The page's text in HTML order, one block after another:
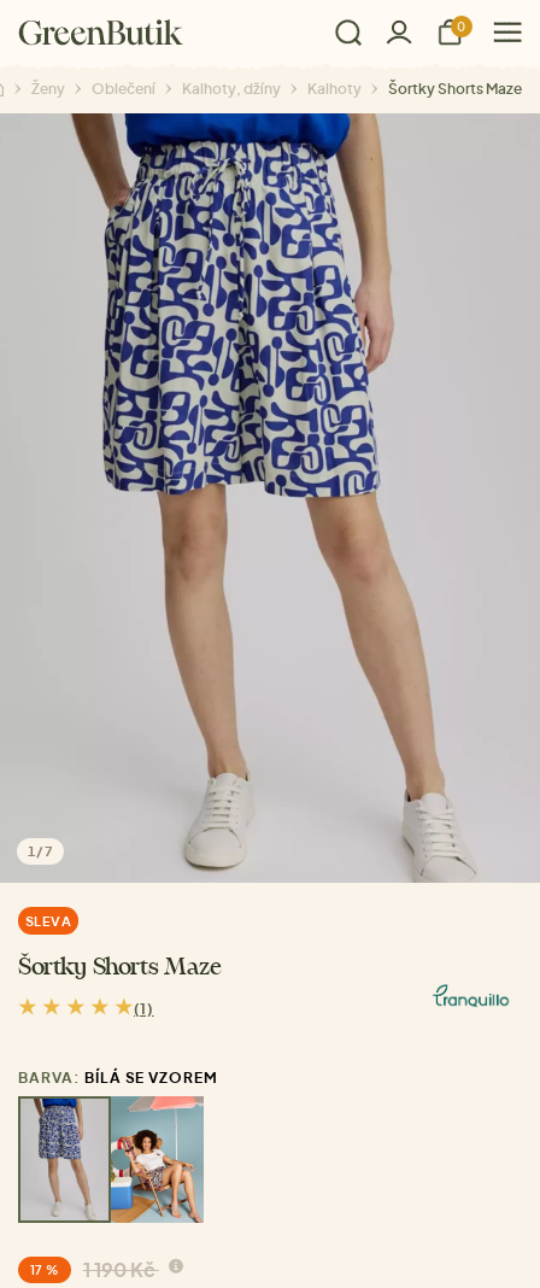
0
Ženy Oblečení Kalhoty, džíny Kalhoty Šortky Shorts Maze
1 /7
SLEVA
Šortky Shorts Maze
(1)
BARVA: BÍLÁ SE VZOREM
17 % 1 190 Kč